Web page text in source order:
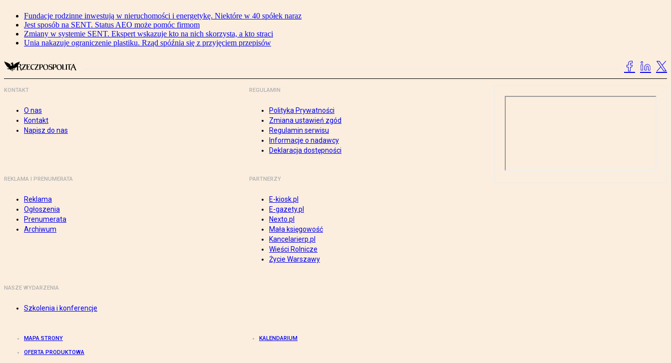
Fundacje rodzinne inwestują w nieruchomości i energetykę. Niektóre w 40 spółek naraz
Jest sposób na SENT. Status AEO może pomóc firmom
Zmiany w systemie SENT. Ekspert wskazuje kto na nich skorzysta, a kto straci
Unia nakazuje ograniczenie plastiku. Rząd spóźnia się z przyjęciem przepisów
KONTAKT
O nas
Kontakt
Napisz do nas
REGULAMIN
Polityka Prywatności
Zmiana ustawień zgód
Regulamin serwisu
Informacje o nadawcy
Deklaracja dostępności
REKLAMA I PRENUMERATA
Reklama
Ogłoszenia
Prenumerata
Archiwum
PARTNERZY
E-kiosk.pl
E-gazety.pl
Nexto.pl
Mała księgowość
Kancelarierp.pl
Wieści Rolnicze
Życie Warszawy
NASZE WYDARZENIA
Szkolenia i konferencje
MAPA STRONY KALENDARIUM
OFERTA PRODUKTOWA